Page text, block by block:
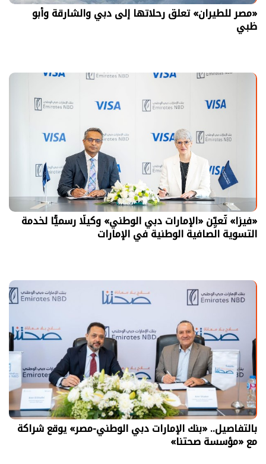
«مصر للطيران» تعلق رحلاتها إلى دبي والشارقة وأبو
ظبي
«فيزا» تُعيِّن «الإمارات دبي الوطني» وكيلًا رسميًّا لخدمة
التسوية الصافية الوطنية في الإمارات
بالتفاصيل.. «بنك الإمارات دبي الوطني-مصر» يوقع شراكة
مع «مؤسسة صحتنا»